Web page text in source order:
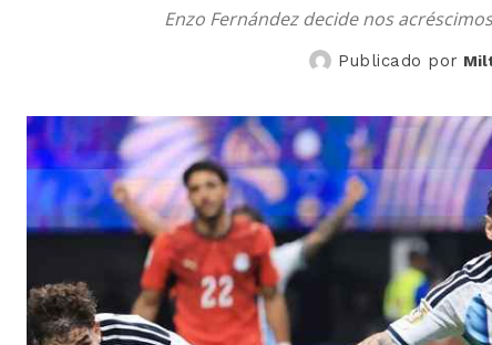
Enzo Fernández decide nos
Publicado por